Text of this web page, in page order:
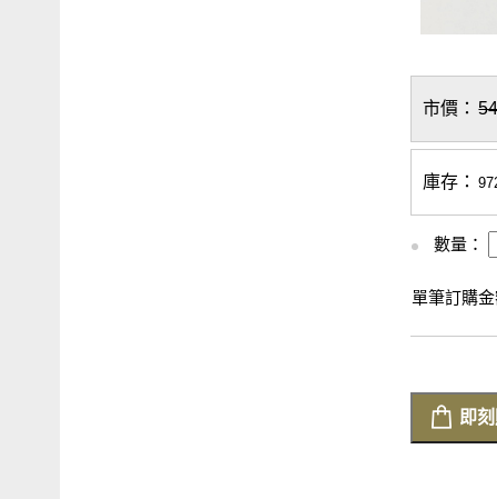
市價：
庫存：
數量：
單筆訂購
即